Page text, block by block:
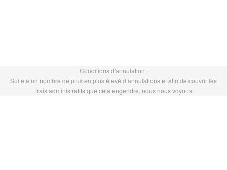
Conditions d'annulation :
Suite à un nombre de plus en plus élevé d’annulations et afin de couvrir les
frais administratifs que cela engendre, nous nous voyons